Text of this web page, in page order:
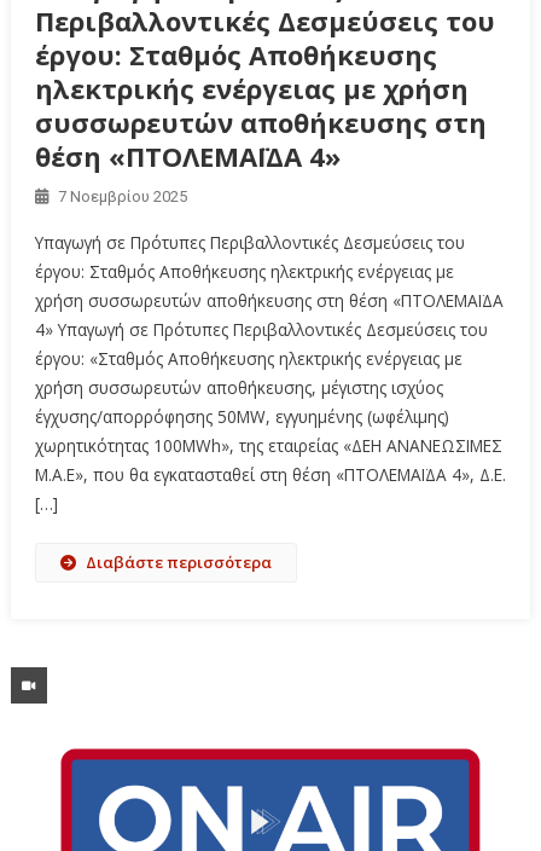
Περιβαλλοντικές Δεσμεύσεις του
έργου: Σταθμός Αποθήκευσης
ηλεκτρικής ενέργειας με χρήση
συσσωρευτών αποθήκευσης στη
θέση «ΠΤΟΛΕΜΑΪΔΑ 4»
7 Νοεμβρίου 2025
Υπαγωγή σε Πρότυπες Περιβαλλοντικές Δεσμεύσεις του
έργου: Σταθμός Αποθήκευσης ηλεκτρικής ενέργειας με
χρήση συσσωρευτών αποθήκευσης στη θέση «ΠΤΟΛΕΜΑΪΔΑ
4» Υπαγωγή σε Πρότυπες Περιβαλλοντικές Δεσμεύσεις του
έργου: «Σταθμός Αποθήκευσης ηλεκτρικής ενέργειας με
χρήση συσσωρευτών αποθήκευσης, μέγιστης ισχύος
έγχυσης/απορρόφησης 50MW, εγγυημένης (ωφέλιμης)
χωρητικότητας 100MWh», της εταιρείας «ΔΕΗ ΑΝΑΝΕΩΣΙΜΕΣ
Μ.Α.Ε», που θα εγκατασταθεί στη θέση «ΠΤΟΛΕΜΑΪΔΑ 4», Δ.Ε.
[…]
Διαβάστε περισσότερα